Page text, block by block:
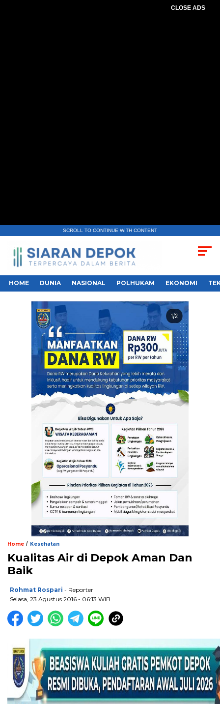
CLOSE ADS
SCROLL TO CONTINUE WITH CONTENT
HOME DUNIA NASIONAL POLHUKAM EKONOMI
Home / Kesehatan
Kualitas Air di Depok Aman Dan
Baik
Rohmat Rospari - Reporter
Selasa, 23 Agustus 2016 - 06:13 WIB